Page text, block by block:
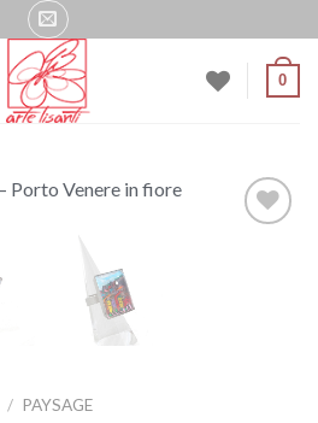
0
/ PAYSAGE